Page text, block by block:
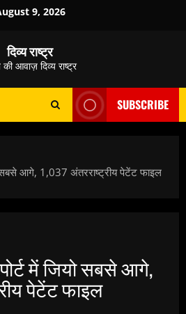
9, 2026
दिव्य राष्ट्र
की आवाज़ दिव्य राष्ट्र
SUBSCRIBE
सबसे आगे, 1,037 अंतरराष्ट्रीय पेटेंट फाइल
में जियो सबसे आगे,
पेटेंट फाइल